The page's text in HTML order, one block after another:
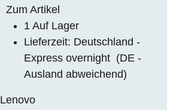
Zum Artikel
1 Auf Lager
Lieferzeit: Deutschland -
Express overnight (DE -
Ausland abweichend)
Lenovo